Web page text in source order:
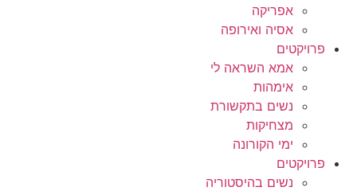
אפריקה
אסיה ואירופה
פרויקטים
אמא השראה לי
אימהות
נשים בתקשורת
מצחיקות
ימי הקורונה
פרויקטים
נשים בהיסטוריה